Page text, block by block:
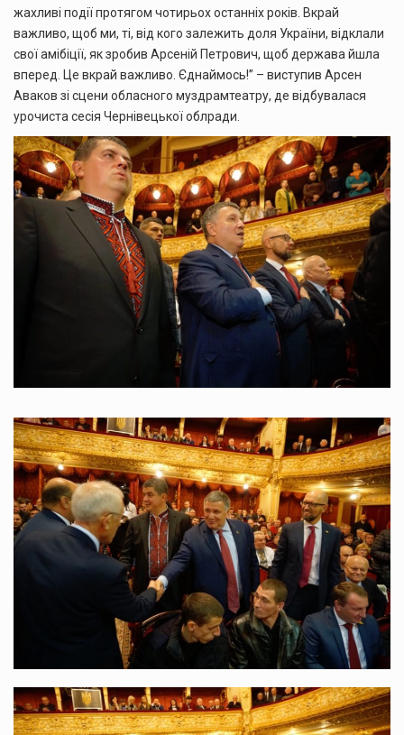
жахливі події протягом чотирьох останніх років. Вкрай
важливо, щоб ми, ті, від кого залежить доля України, відклали
свої амібіції, як зробив Арсеній Петрович, щоб держава йшла
вперед. Це вкрай важливо. Єднаймось!” – виступив Арсен
Аваков зі сцени обласного муздрамтеатру, де відбувалася
урочиста сесія Чернівецької облради.